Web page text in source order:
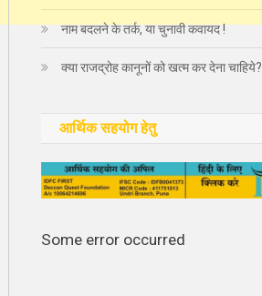
नाम बदलने के तर्क, या चुनावी कवायद !
क्या राजद्रोह कानूनों को खत्म कर देना चाहिये?
आर्थिक सहयोग हेतु
Some error occurred